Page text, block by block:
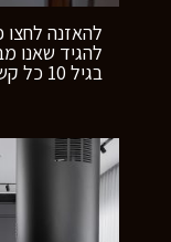
להאזנה לחצו
להגיד שאנו
בגיל 10 כל קשר בנינו